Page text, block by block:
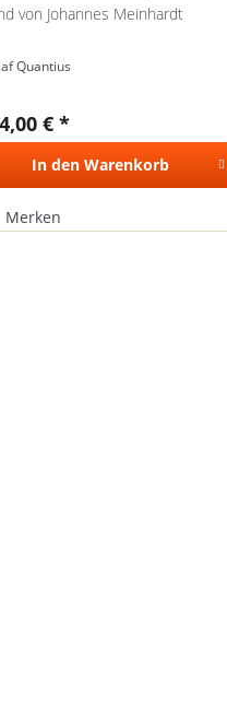
von Johannes Meinhardt
Quantius
€ *
In den Warenkorb
Merken